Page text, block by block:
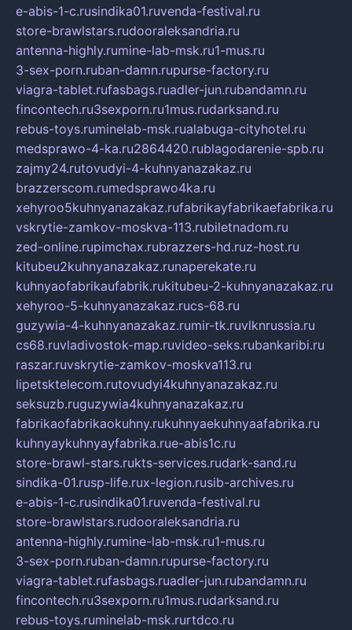
e-abis-1-c.rusindika01.ruvenda-festival.ru
store-brawlstars.rudooraleksandria.ru
antenna-highly.rumine-lab-msk.ru1-mus.ru
3-sex-porn.ruban-damn.rupurse-factory.ru
viagra-tablet.rufasbags.ruadler-jun.rubandamn.ru
fincontech.ru3sexporn.ru1mus.rudarksand.ru
rebus-toys.ruminelab-msk.rualabuga-cityhotel.ru
medsprawo-4-ka.ru2864420.rublagodarenie-spb.ru
zajmy24.rutovudyi-4-kuhnyanazakaz.ru
brazzerscom.rumedsprawo4ka.ru
xehyroo5kuhnyanazakaz.rufabrikayfabrikaefabrika.ru
vskrytie-zamkov-moskva-113.rubiletnadom.ru
zed-online.rupimchax.rubrazzers-hd.ruz-host.ru
kitubeu2kuhnyanazakaz.runaperekate.ru
kuhnyaofabrikaufabrik.rukitubeu-2-kuhnyanazakaz.ru
xehyroo-5-kuhnyanazakaz.rucs-68.ru
guzywia-4-kuhnyanazakaz.rumir-tk.ruvlknrussia.ru
cs68.ruvladivostok-map.ruvideo-seks.rubankaribi.ru
raszar.ruvskrytie-zamkov-moskva113.ru
lipetsktelecom.rutovudyi4kuhnyanazakaz.ru
seksuzb.ruguzywia4kuhnyanazakaz.ru
fabrikaofabrikaokuhny.rukuhnyaekuhnyaafabrika.ru
kuhnyaykuhnyayfabrika.rue-abis1c.ru
store-brawl-stars.rukts-services.rudark-sand.ru
sindika-01.rusp-life.rux-legion.rusib-archives.ru
e-abis-1-c.rusindika01.ruvenda-festival.ru
store-brawlstars.rudooraleksandria.ru
antenna-highly.rumine-lab-msk.ru1-mus.ru
3-sex-porn.ruban-damn.rupurse-factory.ru
viagra-tablet.rufasbags.ruadler-jun.rubandamn.ru
fincontech.ru3sexporn.ru1mus.rudarksand.ru
rebus-toys.ruminelab-msk.rurtdco.ru